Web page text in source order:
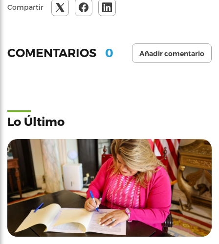
Compartir
COMENTARIOS 0 Añadir comentario
Lo Último